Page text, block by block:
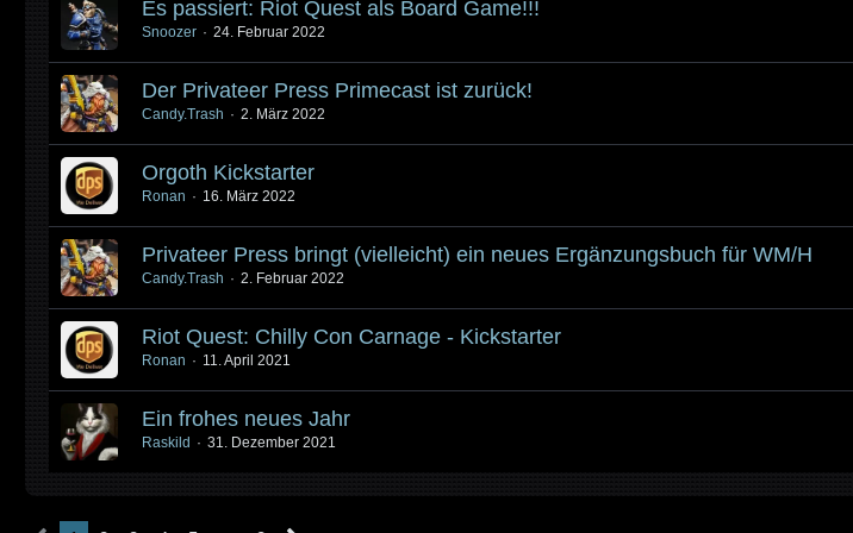
Es passiert: Riot Quest als Board Game!!!
Snoozer 24. Februar 2022
Der Privateer Press Primecast ist zurück!
Candy.Trash 2. März 2022
Orgoth Kickstarter
Ronan 16. März 2022
Privateer Press bringt (vielleicht) ein neues Ergänzungsbuch für WM/H
Candy.Trash 2. Februar 2022
Riot Quest: Chilly Con Carnage - Kickstarter
Ronan 11. April 2021
Ein frohes neues Jahr
Raskild 31. Dezember 2021